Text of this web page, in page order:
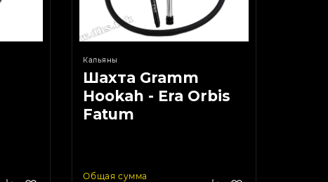
Кальяны
Шахта Gramm
Hookah - Era Orbis
Fatum
Общая сумма